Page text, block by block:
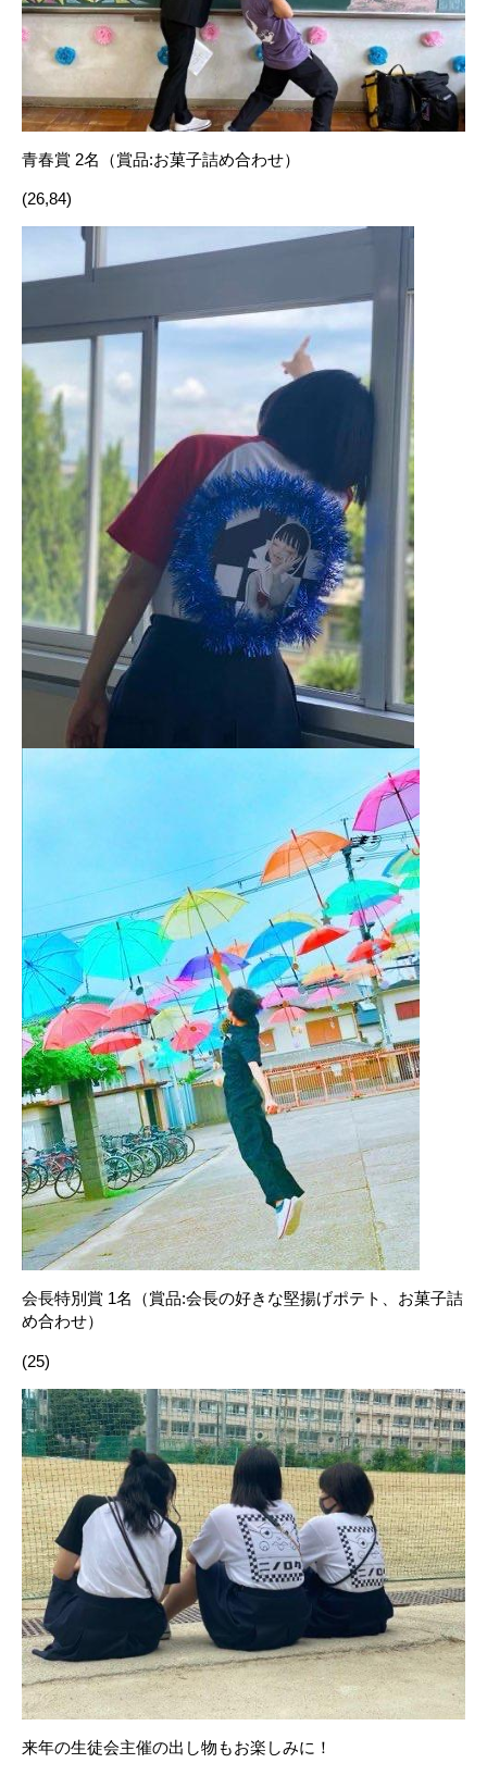
青春賞 2名（賞品:お菓子詰め合わせ）
(26,84)
会長特別賞 1名（賞品:会長の好きな堅揚げポテト、お菓子詰
め合わせ）
(25)
来年の生徒会主催の出し物もお楽しみに！